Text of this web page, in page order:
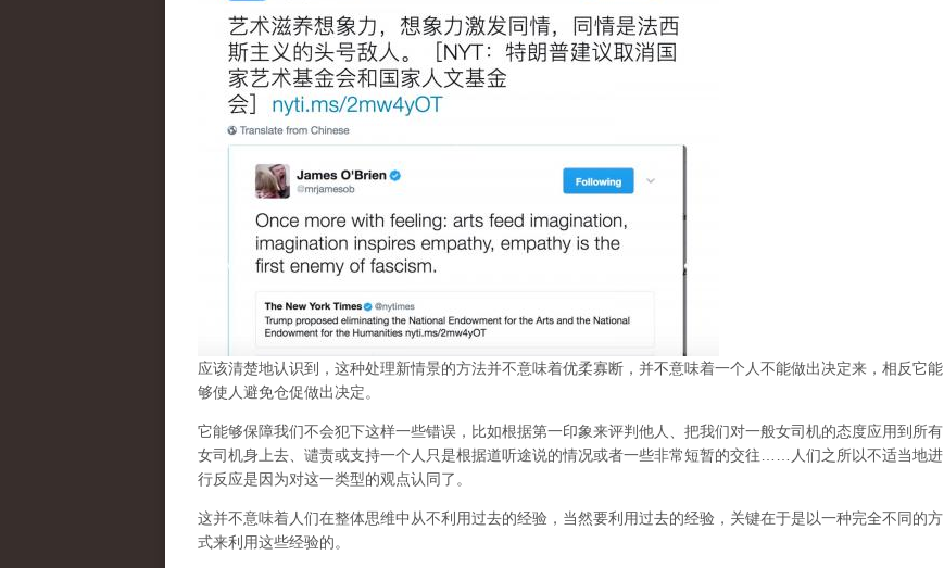
应该清楚地认识到，这种处理新情景的方法并不意味着优柔寡断，并不意味着一个人不能做出决定来，相反它能
够使人避免仓促做出决定。
它能够保障我们不会犯下这样一些错误，比如根据第一印象来评判他人、把我们对一般女司机的态度应用到所有
女司机身上去、谴责或支持一个人只是根据道听途说的情况或者一些非常短暂的交往……人们之所以不适当地进
行反应是因为对这一类型的观点认同了。
这并不意味着人们在整体思维中从不利用过去的经验，当然要利用过去的经验，关键在于是以一种完全不同的方
式来利用这些经验的。